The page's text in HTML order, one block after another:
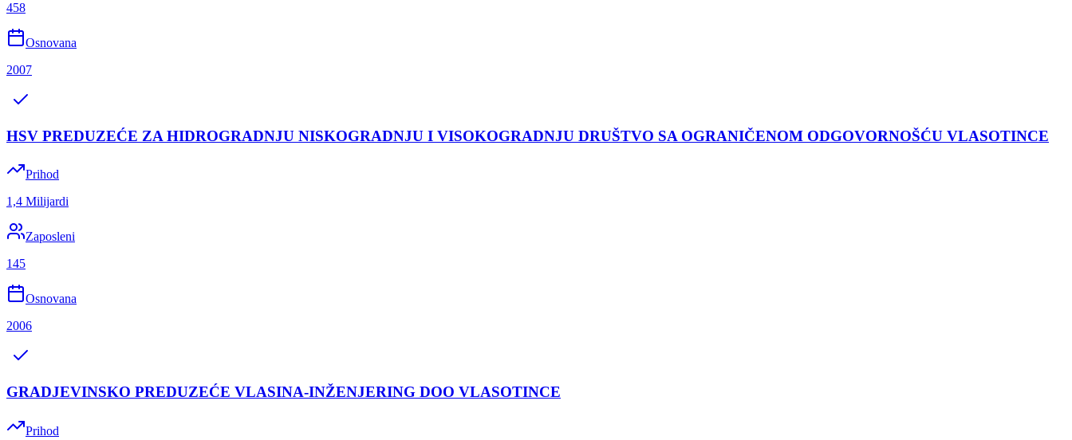
458
Osnovana
2007
HSV PREDUZEĆE ZA HIDROGRADNJU NISKOGRADNJU I VISOKOGRADNJU DRUŠTVO SA OGRANIČENOM ODGOVORNOŠĆU VLASOTINCE
Prihod
1,4 Milijardi
Zaposleni
145
Osnovana
2006
GRADJEVINSKO PREDUZEĆE VLASINA-INŽENJERING DOO VLASOTINCE
Prihod